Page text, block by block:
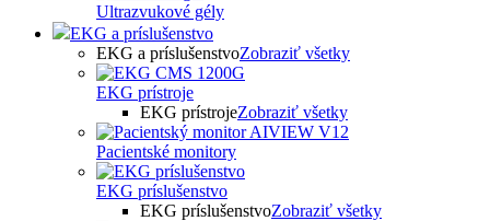
Ultrazvukové gély
EKG a príslušenstvo
EKG a príslušenstvoZobraziť všetky
EKG prístroje
EKG prístrojeZobraziť všetky
Pacientské monitory
EKG príslušenstvo
EKG príslušenstvoZobraziť všetky